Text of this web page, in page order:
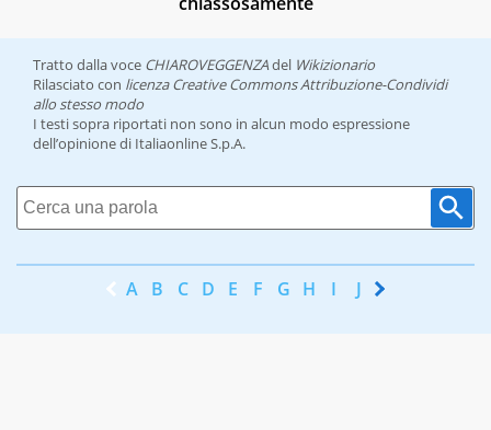
Tratto dalla voce CHIAROVEGGENZAdel Wikizionario
Rilasciato con licenza Creative Commons Attribuzione-Condividi
allo stesso modo
I testi sopra riportati non sono in alcun modo espressione
dell’opinione di Italiaonline S.p.A.
A B C D E F G H I J K